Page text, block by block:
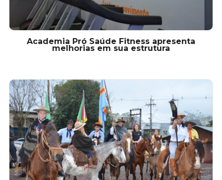
Academia Pró Saúde Fitness apresenta
melhorias em sua estrutura